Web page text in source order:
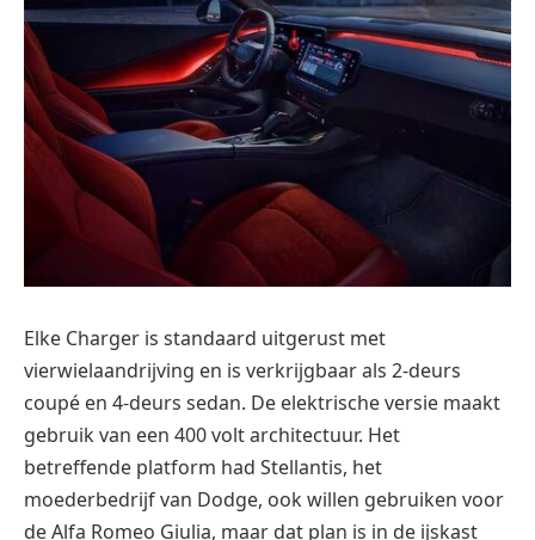
Elke Charger is standaard uitgerust met
vierwielaandrijving en is verkrijgbaar als 2-deurs
coupé en 4-deurs sedan. De elektrische versie maakt
gebruik van een 400 volt architectuur. Het
betreffende platform had Stellantis, het
moederbedrijf van Dodge, ook willen gebruiken voor
de Alfa Romeo Giulia, maar dat plan is in de ijskast